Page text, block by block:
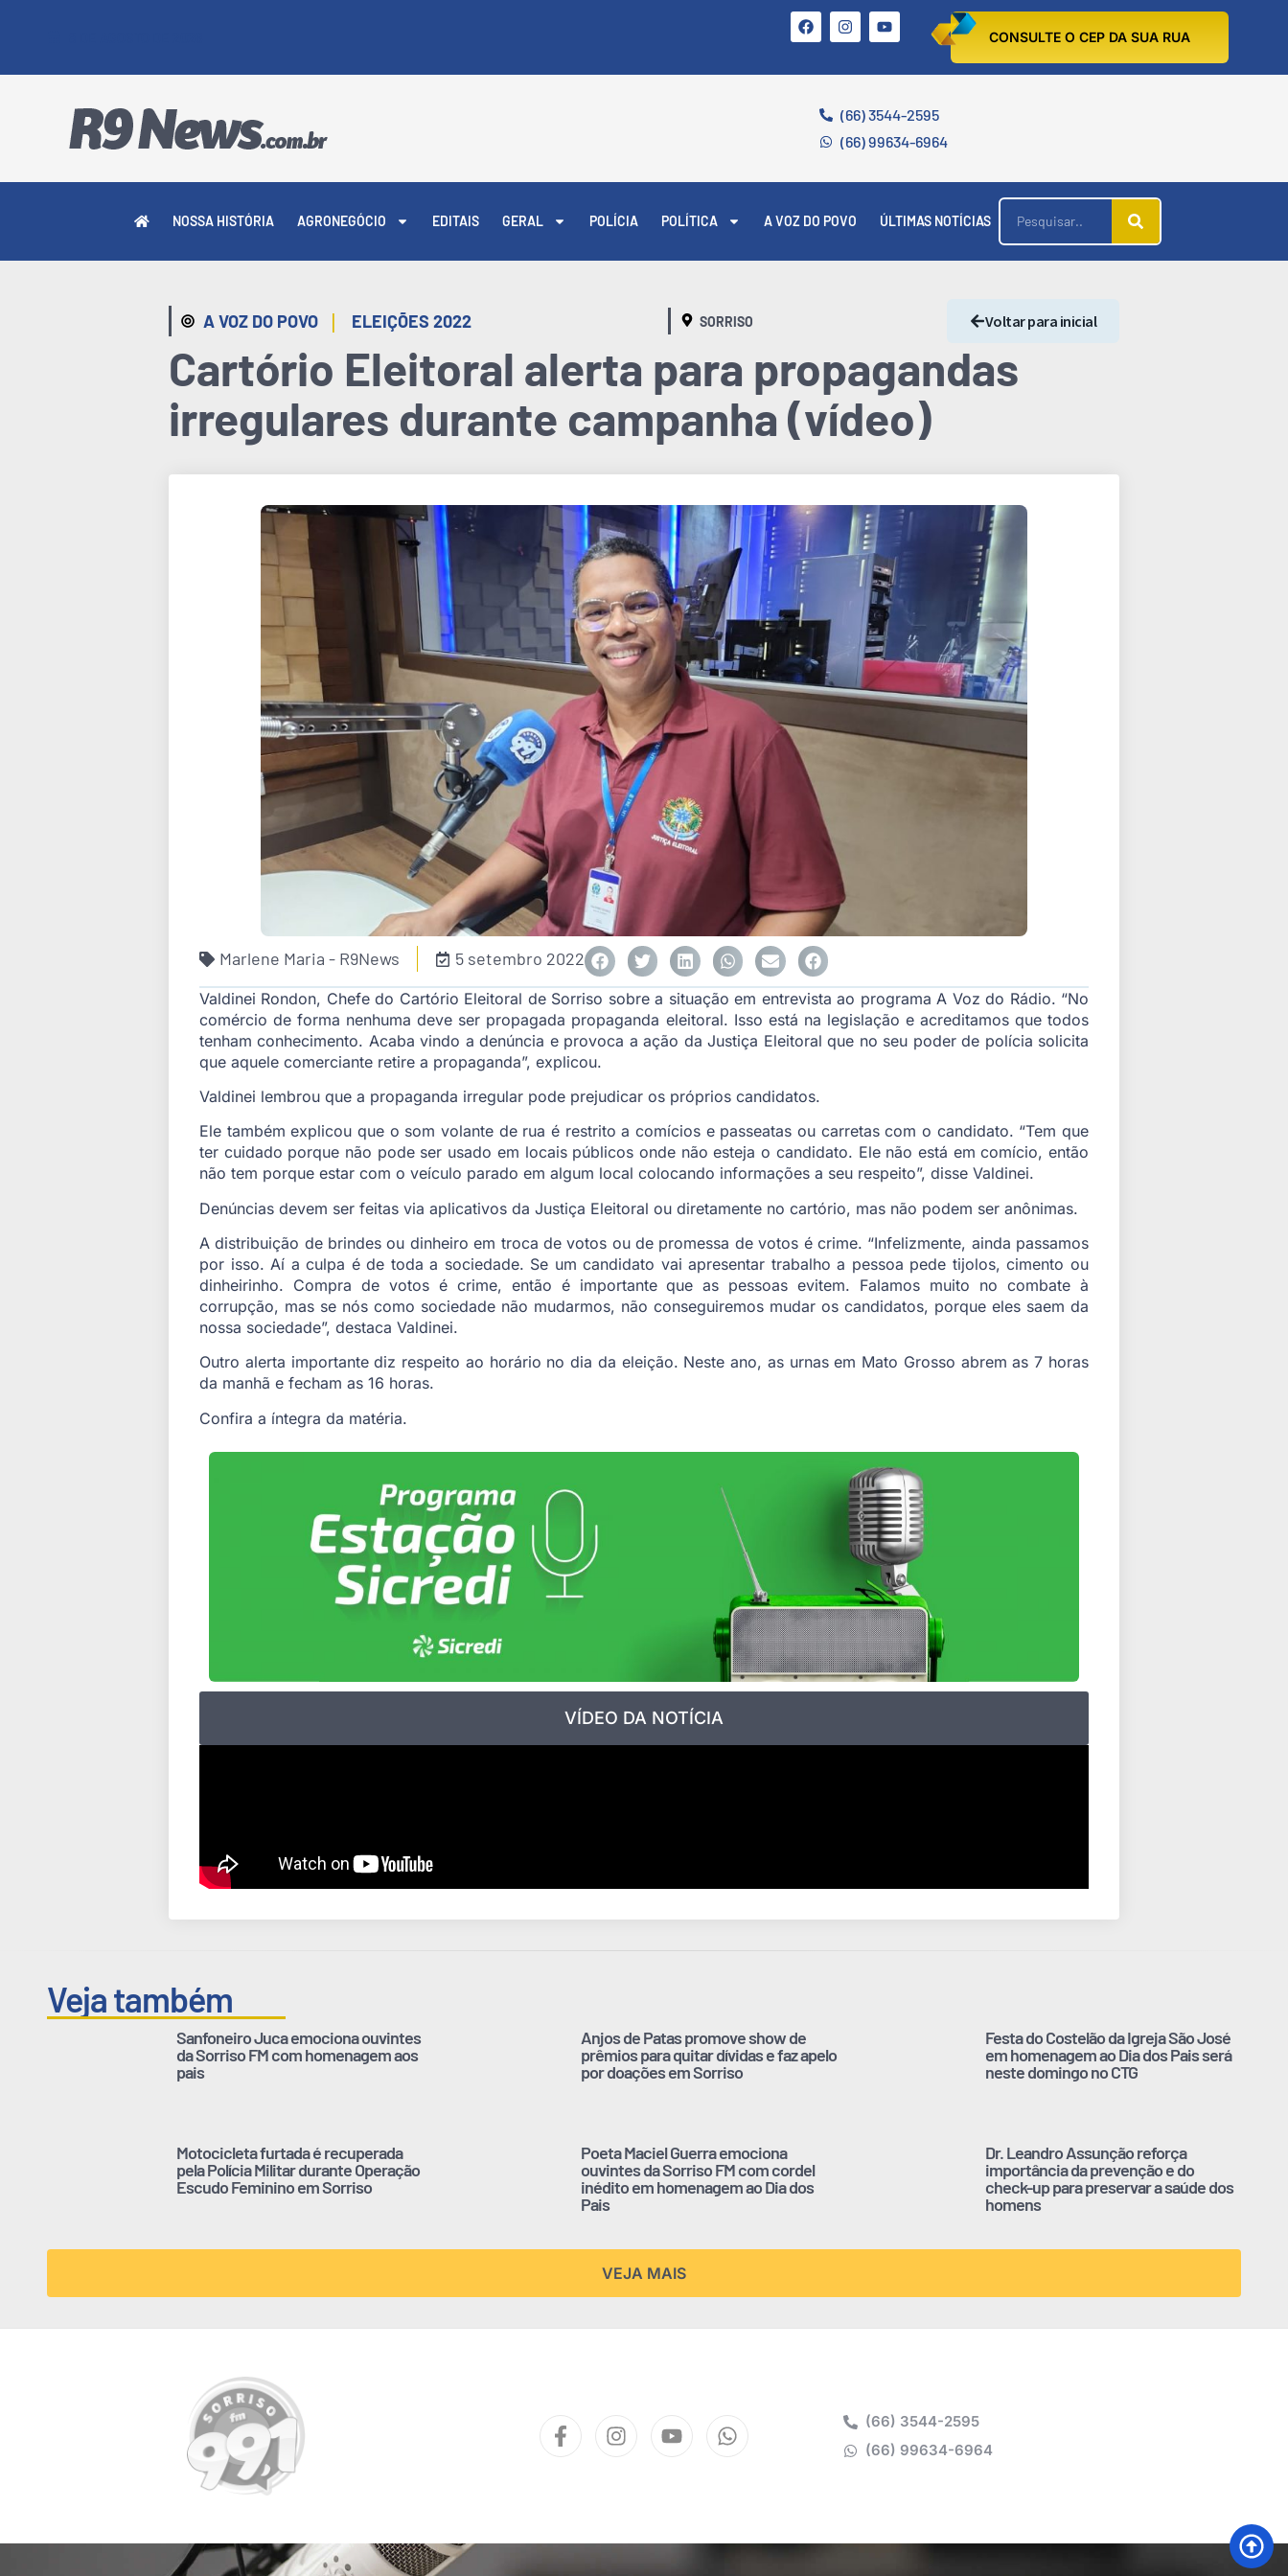
CONSULTE O CEP DA SUA RUA
(66) 3544-2595
(66) 99634-6964
NOSSA HISTÓRIA AGRONEGÓCIO EDITAIS GERAL POLÍCIA POLÍTICA A VOZ DO POVO ÚLTIMAS NOTÍCIAS
A VOZ DO POVO | ELEIÇÕES 2022 SORRISO Voltar para inicial
Cartório Eleitoral alerta para propagandas
irregulares durante campanha (vídeo)
Marlene Maria - R9News 5 setembro 2022
Valdinei Rondon, Chefe do Cartório Eleitoral de Sorriso sobre a situação em entrevista ao programa A Voz do Rádio. “No
comércio de forma nenhuma deve ser propagada propaganda eleitoral. Isso está na legislação e acreditamos que todos
tenham conhecimento. Acaba vindo a denúncia e provoca a ação da Justiça Eleitoral que no seu poder de polícia solicita
que aquele comerciante retire a propaganda”, explicou.
Valdinei lembrou que a propaganda irregular pode prejudicar os próprios candidatos.
Ele também explicou que o som volante de rua é restrito a comícios e passeatas ou carretas com o candidato. “Tem que
ter cuidado porque não pode ser usado em locais públicos onde não esteja o candidato. Ele não está em comício, então
não tem porque estar com o veículo parado em algum local colocando informações a seu respeito”, disse Valdinei.
Denúncias devem ser feitas via aplicativos da Justiça Eleitoral ou diretamente no cartório, mas não podem ser anônimas.
A distribuição de brindes ou dinheiro em troca de votos ou de promessa de votos é crime. “Infelizmente, ainda passamos
por isso. Aí a culpa é de toda a sociedade. Se um candidato vai apresentar trabalho a pessoa pede tijolos, cimento ou
dinheirinho. Compra de votos é crime, então é importante que as pessoas evitem. Falamos muito no combate à
corrupção, mas se nós como sociedade não mudarmos, não conseguiremos mudar os candidatos, porque eles saem da
nossa sociedade”, destaca Valdinei.
Outro alerta importante diz respeito ao horário no dia da eleição. Neste ano, as urnas em Mato Grosso abrem as 7 horas
da manhã e fecham as 16 horas.
Confira a íntegra da matéria.
VÍDEO DA NOTÍCIA
Veja também
Sanfoneiro Juca emociona ouvintes
da Sorriso FM com homenagem aos
pais
Anjos de Patas promove show de
prêmios para quitar dívidas e faz apelo
por doações em Sorriso
Festa do Costelão da Igreja São José
em homenagem ao Dia dos Pais será
neste domingo no CTG
Motocicleta furtada é recuperada
pela Polícia Militar durante Operação
Escudo Feminino em Sorriso
Poeta Maciel Guerra emociona
ouvintes da Sorriso FM com cordel
inédito em homenagem ao Dia dos
Pais
Dr. Leandro Assunção reforça
importância da prevenção e do
check-up para preservar a saúde dos
homens
VEJA MAIS
(66) 3544-2595
(66) 99634-6964